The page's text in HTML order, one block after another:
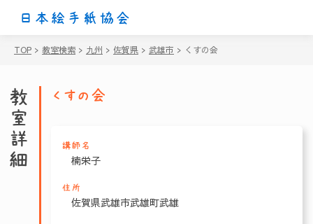
日本絵手紙協会
TOP > 教室検索 > 九州 > 佐賀県 > 武雄市 > くすの会
教室詳細 くすの会
講師名
楠栄子
住所
佐賀県武雄市武雄町武雄